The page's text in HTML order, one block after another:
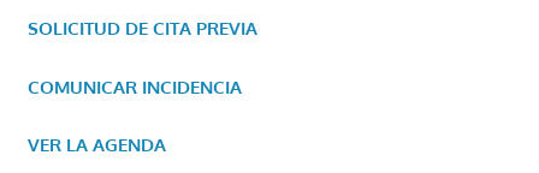
SOLICITUD DE CITA PREVIA
COMUNICAR INCIDENCIA
VER LA AGENDA